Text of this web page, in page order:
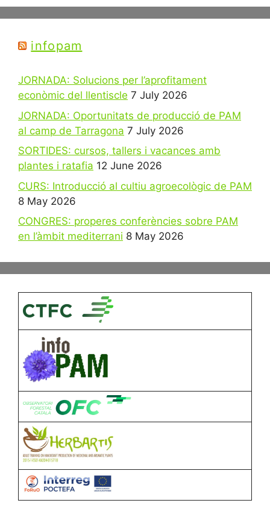
infopam
JORNADA: Solucions per l’aprofitament
econòmic del llentiscle 7 July 2026
JORNADA: Oportunitats de producció de PAM
al camp de Tarragona 7 July 2026
SORTIDES: cursos, tallers i vacances amb
plantes i ratafia 12 June 2026
CURS: Introducció al cultiu agroecològic de PAM
8 May 2026
CONGRES: properes conferències sobre PAM
en l’àmbit mediterrani 8 May 2026